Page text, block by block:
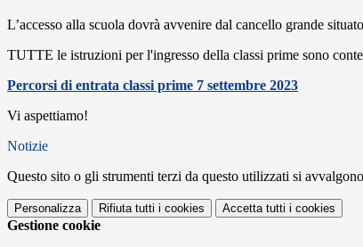
L’accesso alla scuola dovrà avvenire dal cancello grande
TUTTE le istruzioni per l'ingresso della classi prime sono
Percorsi di entrata classi prime 7 settembre 2023
Vi aspettiamo!
Notizie
Questo sito o gli strumenti terzi da questo utilizzati si
Personalizza Rifiuta tutti i cookies Accetta tutti i cookies
Gestione cookie